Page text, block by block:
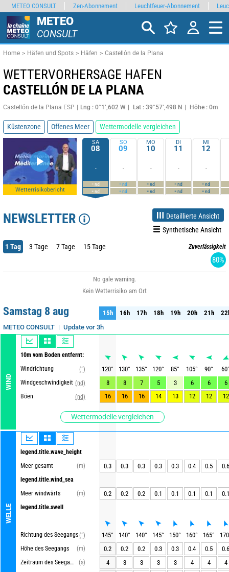
METEO
CONSULT
Home Häfen und Spots Häfen Castellón de la Plana
WETTERVORHERSAGE HAFEN
CASTELLÓN DE LA PLANA
Castellón de la Plana ESP Lng : 0°1’,602 W Lat : 39°57’,498 N Höhe : 0m
Küstenzone Offenes Meer Wettermodelle vergleichen
Wetterrisikobericht
SA
08
-
-nd
-nd
SO
09
-
-nd
-nd
MO
10
-
-nd
-nd
DI
11
-
-nd
-nd
MI
12
-
-nd
-nd
NEWSLETTER
Detaillierte Ansicht
Synthetische Ansicht
1 Tag 3 Tage 7 Tage 15 Tage Zuverlässigkeit
80%
No gale warning.
Kein Wetterrisiko am Ort
Samstag 8 aug
METEO CONSULT Update vor 3h
WIND
10m vom Boden entfernt:
Windrichtung
(°)
Windgeschwindigkeit (nd)
Böen
(nd)
Wettermodelle vergleichen
WELLE
legend.title.wave_height
Meer gesamt
(m)
legend.title.wind_sea
Meer windwärts
(m)
legend.title.swell
Richtung des Seegangs(°)
Höhe des Seegangs
(m)
Zeitraum des Seegangs
(s)
15h 16h 17h 18h 19h 20h 21h
15h 16h 17h 18h 19h 20h 21h
120° 130° 135° 120° 85° 105° 90° 60
8
8 7 5 3 6 6
6
16
16 16 14 13 12 12 12
0.3 0.3 0.3 0.3 0.3 0.4 0.5 0.6
0.2 0.2 0.2 0.1 0.1 0.1 0.1 0.1
145° 140° 140° 145° 150° 160° 165°
170
0.2
0.2 0.2 0.3 0.3 0.4 0.5
0.6
4
3 3 3 3 4 4
4
METEO CONSULT Zen-Abonnement Leuchtfeuer-Abonnement